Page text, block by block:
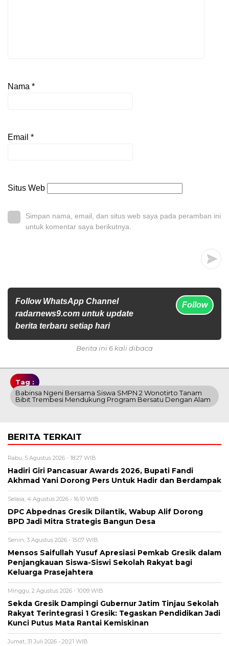
Nama *
Email *
Situs Web
Simpan nama, email, dan situs web saya pada peramban ini
untuk komentar saya berikutnya.
Follow WhatsApp Channel
radarnews9.com untuk update
berita terbaru setiap hari
Follow
Berita ini 6 kali dibaca
Tag :
Babinsa Ngeni Bersama Siswa SMPN 2 Wonotirto Tanam
Bibit Trembesi Mendukung Program Bersatu Dengan Alam
BERITA TERKAIT
Rabu, 5 Agustus 2026 - 18:27 WIB
Hadiri Giri Pancasuar Awards 2026, Bupati Fandi
Akhmad Yani Dorong Pers Untuk Hadir dan Berdampak
Selasa, 4 Agustus 2026 - 16:10 WIB
DPC Abpednas Gresik Dilantik, Wabup Alif Dorong
BPD Jadi Mitra Strategis Bangun Desa
Senin, 3 Agustus 2026 - 15:07 WIB
Mensos Saifullah Yusuf Apresiasi Pemkab Gresik dalam
Penjangkauan Siswa-Siswi Sekolah Rakyat bagi
Keluarga Prasejahtera
Minggu, 2 Agustus 2026 - 10:09 WIB
Sekda Gresik Dampingi Gubernur Jatim Tinjau Sekolah
Rakyat Terintegrasi 1 Gresik: Tegaskan Pendidikan Jadi
Kunci Putus Mata Rantai Kemiskinan
Jumat, 31 Juli 2026 - 20:21 WIB